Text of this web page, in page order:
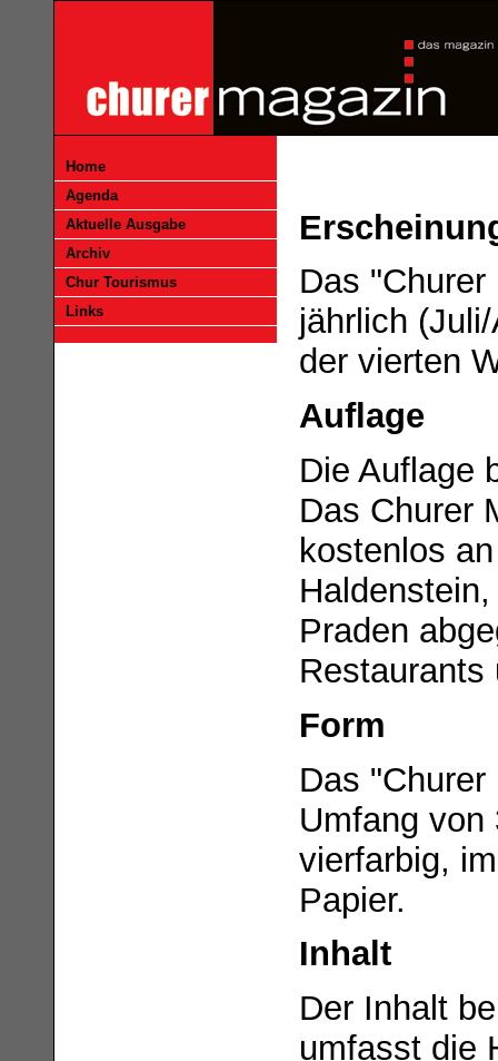
Home
Agenda
Aktuelle Ausgabe
Archiv
Chur Tourismus
Links
Das
jährlich
der vierten
Auflage
Die Auflage
Das Churer
kostenlos
Praden
Restaurants
Form
Das
Umfang
vierfarbig,
Papier.
Inhalt
Der Inhalt
umfasst die